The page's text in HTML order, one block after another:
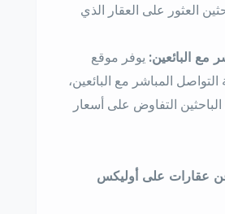
العثور على العقار الذي
مع البائعين: يوفر موقع
المباشر مع البائعين،
التفاوض على أسعار
عقارات على أوليكس